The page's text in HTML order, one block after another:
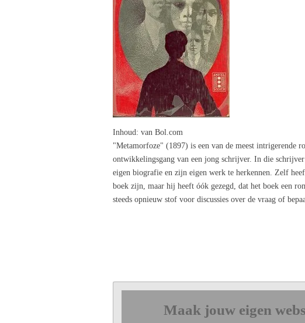
Inhoud : van Bol.com
"Metamorfoze" (1897) is een van de meest intrigerende
ontwikkelingsgang van een jong schrijver. In die
eigen biografie en zijn eigen werk te herkennen. Zelf
boek zijn, maar hij heeft óók gezegd, dat het boek een
steeds opnieuw stof voor discussies over de vraag of
Maak jouw eigen